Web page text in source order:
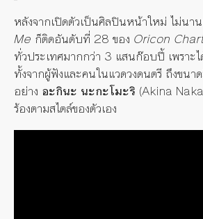
หลังจากเปิดตัวเป็นศิลปินหน้าใหม่ ไม่นาน
Me ก็ติดอันดับที่ 28 ของ Oricon
ทั่วประเทศมากกว่า 3 แสนก๊อบปี้ เพราะ
ทั้งจากผู้ฟังและคนในแวดวงดนตรี ถึงขน
อย่าง อะกินะ นะกะโมะริ (Akina
ร้องตามสไตล์ของตัวเอง